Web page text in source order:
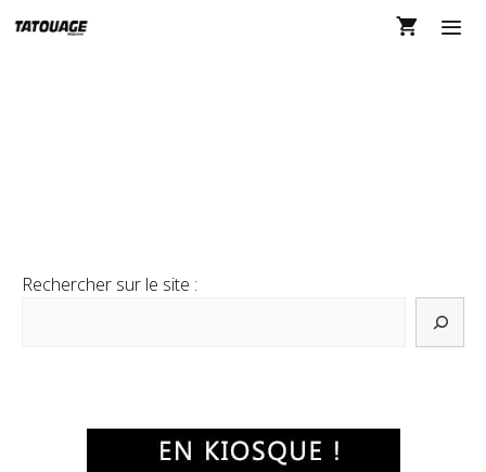
au
Rechercher sur le site :